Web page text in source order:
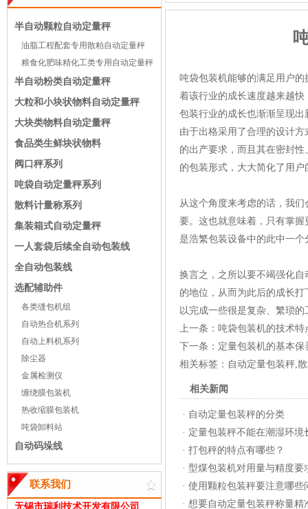
半自动颗粒自动定量秤
油脂工程配套专用散粕自动定量秤
粮食化肥味精化工类专用自动定量秤
半自动粉类自动定量秤
大粒和小块状物料自动定量秤
大块类物料自动定量秤
食品类生鲜块状物料
阀口秤系列
吨袋自动定量秤系列
散料计量称系列
集装箱式自动定量秤
一人套袋后续全自动包装线
全自动包装线
选配辅助件
各类缝包机组
自动热合机系列
自动上料机系列
除尘器
金属检测仪
缠绕膜包装机
热收缩膜包装机
吨袋卸料站
自动码垛线
联系我们
无锡市瑞利技术开发有限公司
吨袋包装机能够的满足用户
着该行业的成长速度越来越
包装行业的成长也渐渐呈现出
由于出格采用了合理的设计
的出产要求，而且其在密封
的包装形式，大大简化了用户
从这个角度来考虑的话，我
要。这也就意味着，只有掌
是浩繁包装设备中的此中一
换言之，之所以要不竭强化
的地位，从而为此后的成长
以完成一些很是复杂、繁琐的
上一条： 吨袋包装机的技术特
下一条： 定量包装机的基本保
相关标签： 自动定量包装秤,
相关新闻
· 自动定量包装秤的分类
· 定量包装秤不能在潮湿环境
· 打包秤的特点有哪些？
· 型煤包装机对用量与精度要
· 使用颗粒包装秤要注意哪些
· 想要自动定量包装秤称量精